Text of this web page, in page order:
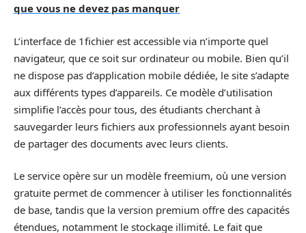
que vous ne devez pas manquer
L’interface de 1fichier est accessible via n’importe quel
navigateur, que ce soit sur ordinateur ou mobile. Bien qu’il
ne dispose pas d’application mobile dédiée, le site s’adapte
aux différents types d’appareils. Ce modèle d’utilisation
simplifie l’accès pour tous, des étudiants cherchant à
sauvegarder leurs fichiers aux professionnels ayant besoin
de partager des documents avec leurs clients.
Le service opère sur un modèle freemium, où une version
gratuite permet de commencer à utiliser les fonctionnalités
de base, tandis que la version premium offre des capacités
étendues, notamment le stockage illimité. Le fait que